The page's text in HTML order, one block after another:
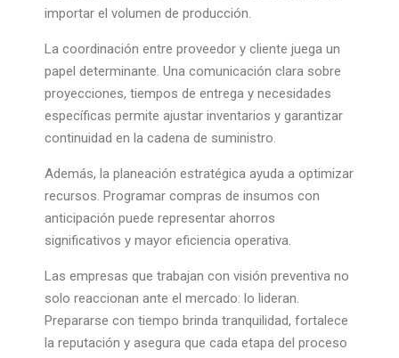
importar el volumen de producción.
La coordinación entre proveedor y cliente juega un
papel determinante. Una comunicación clara sobre
proyecciones, tiempos de entrega y necesidades
específicas permite ajustar inventarios y garantizar
continuidad en la cadena de suministro.
Además, la planeación estratégica ayuda a optimizar
recursos. Programar compras de insumos con
anticipación puede representar ahorros
significativos y mayor eficiencia operativa.
Las empresas que trabajan con visión preventiva no
solo reaccionan ante el mercado: lo lideran.
Prepararse con tiempo brinda tranquilidad, fortalece
la reputación y asegura que cada etapa del proceso